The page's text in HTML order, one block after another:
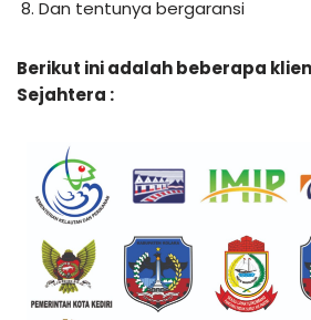
Dan tentunya bergaransi
Berikut ini adalah beberapa
Sejahtera :